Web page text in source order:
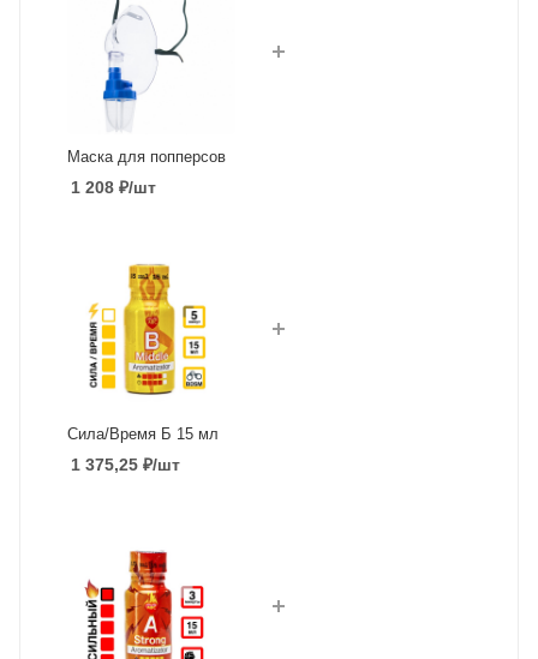
Маска для попперсов
1 208₽/шт
Сила/Время Б 15 мл
1 375,25₽/шт